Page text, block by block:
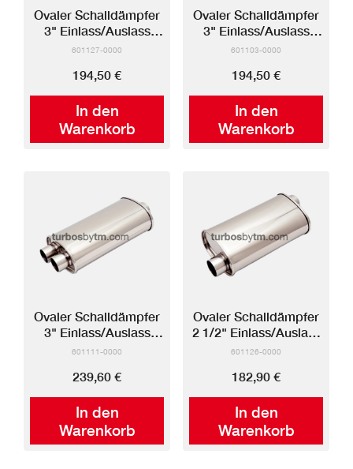
In den
Warenkorb
Ovaler Schalldämpfer
3" Einlass/Auslass
(Versetzt-versetzt)
601127-0000
194,50 €
In den
Warenkorb
Ovaler Schalldämpfer
3" Einlass/Auslass
(Mitte-Mitte)
601103-0000
194,50 €
In den
Warenkorb
Ovaler Schalldämpfer
3" Einlass/Auslass
(Mitte-Dual)
601111-0000
239,60 €
In den
Warenkorb
Ovaler Schalldämpfer
2 1/2" Einlass/Auslass
(Versetzt-versetzt)
601126-0000
182,90 €